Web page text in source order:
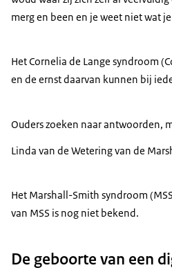
merg en been en je weet niet wat
Het Cornelia de Lange syndroom
en de ernst daarvan kunnen bij
Ouders zoeken naar antwoorden,
Linda van de Wetering van de
Het Marshall-Smith syndroom
van MSS is nog niet bekend.
De geboorte van een